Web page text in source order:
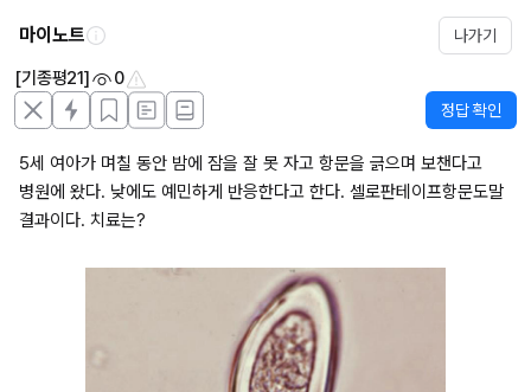
마이노트 나가기
[기종평21] 0
정답 확인
5세 여아가 며칠 동안 밤에 잠을 잘 못 자고 항문을 긁으며 보챈다고
병원에 왔다. 낮에도 예민하게 반응한다고 한다. 셀로판테이프항문도말
결과이다. 치료는?